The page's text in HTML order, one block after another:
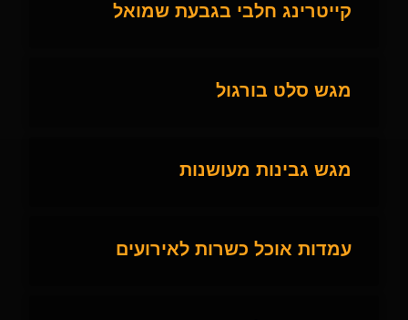
קייטרינג חלבי בגבעת שמואל
מגש סלט בורגול
מגש גבינות מעושנות
עמדות אוכל כשרות לאירועים